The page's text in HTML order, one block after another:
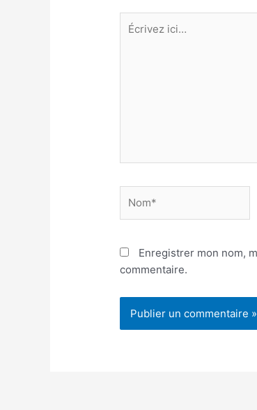
Écrivez
ici…
Enregistrer mon nom,
commentaire.